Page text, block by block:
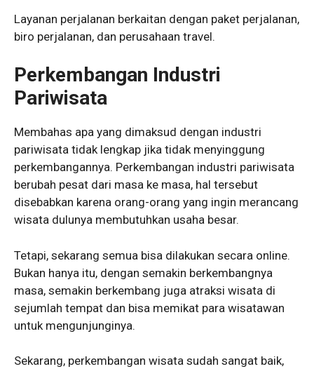
Layanan perjalanan berkaitan dengan paket perjalanan,
biro perjalanan, dan perusahaan travel.
Perkembangan Industri
Pariwisata
Membahas apa yang dimaksud dengan industri
pariwisata tidak lengkap jika tidak menyinggung
perkembangannya. Perkembangan industri pariwisata
berubah pesat dari masa ke masa, hal tersebut
disebabkan karena orang-orang yang ingin merancang
wisata dulunya membutuhkan usaha besar.
Tetapi, sekarang semua bisa dilakukan secara online.
Bukan hanya itu, dengan semakin berkembangnya
masa, semakin berkembang juga atraksi wisata di
sejumlah tempat dan bisa memikat para wisatawan
untuk mengunjunginya.
Sekarang, perkembangan wisata sudah sangat baik,